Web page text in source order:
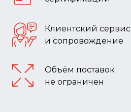
Клиентский сервис
и сопровождение
Объём поставок
не ограничен